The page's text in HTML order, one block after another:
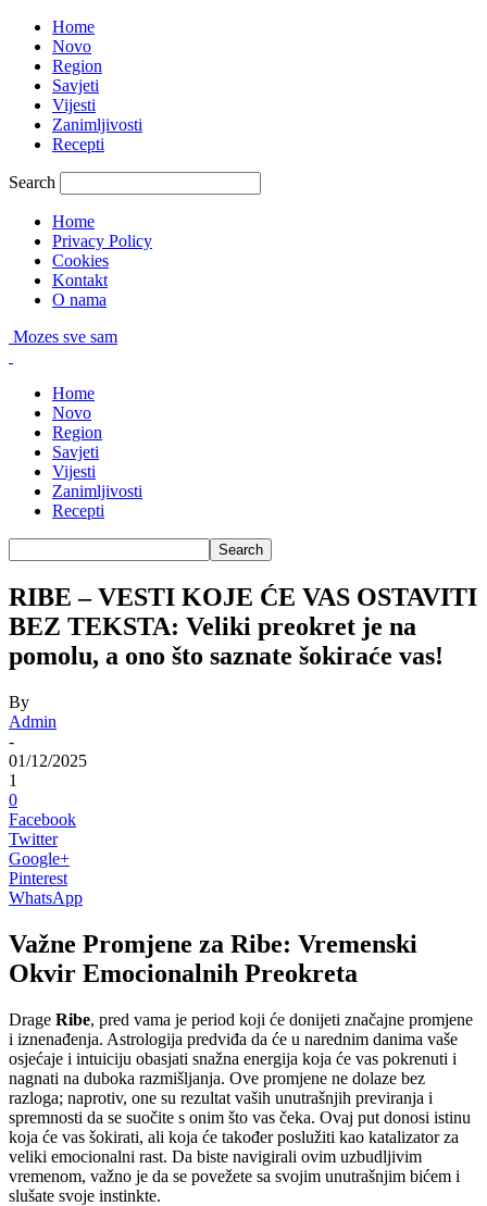
Home
Novo
Region
Savjeti
Vijesti
Zanimljivosti
Recepti
Search
Home
Privacy Policy
Cookies
Kontakt
O nama
Mozes sve sam
Home
Novo
Region
Savjeti
Vijesti
Zanimljivosti
Recepti
RIBE – VESTI KOЈЕ ĆЕ VAS OSTAVITI
BEZ TEKSTA: Veliki preokret je na
pomolu, a ono što saznate šokiraće vas!
By
Admin
-
01/12/2025
1
0
Facebook
Twitter
Google+
Pinterest
WhatsApp
Važne Promjene za Ribe: Vremenski
Okvir Emocionalnih Preokreta
Drage Ribe, pred vama je period koji će donijeti značajne promjene
i iznenađenja. Astrologija predviđa da će u narednim danima vaše
osjećaje i intuiciju obasjati snažna energija koja će vas pokrenuti i
nagnati na duboka razmišljanja. Ove promjene ne dolaze bez
razloga; naprotiv, one su rezultat vaših unutrašnjih previranja i
spremnosti da se suočite s onim što vas čeka. Ovaj put donosi istinu
koja će vas šokirati, ali koja će također poslužiti kao katalizator za
veliki emocionalni rast. Da biste navigirali ovim uzbudljivim
vremenom, važno je da se povežete sa svojim unutrašnjim bićem i
slušate svoje instinkte.